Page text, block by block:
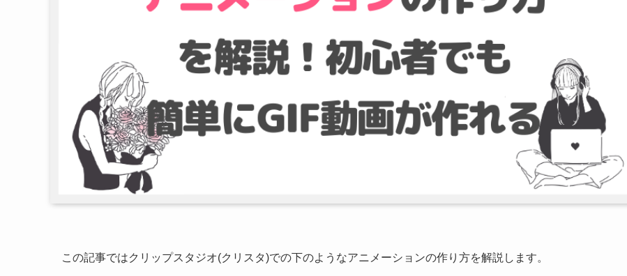
この記事ではクリップスタジオ(クリスタ)での下のようなアニメーションの作り方を解説します。